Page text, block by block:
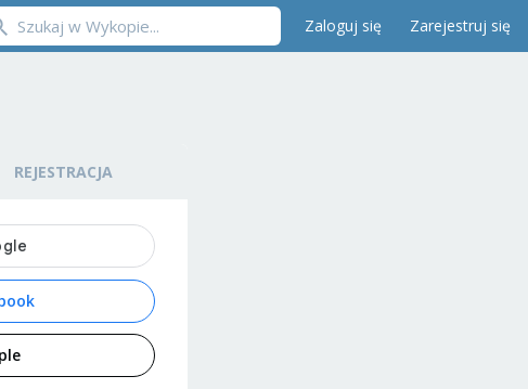
Zaloguj się Zarejestruj się
REJESTRACJA